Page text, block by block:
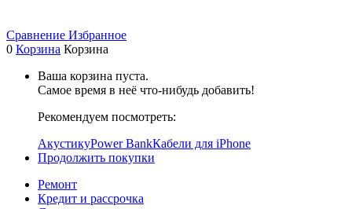
Сравнение Избранное
0 Корзина Корзина
Ваша корзина пуста.
Самое время в неё что-нибудь добавить!
Рекомендуем посмотреть:
АкустикуPower BankКабели для iPhone
Продолжить покупки
Ремонт
Кредит и рассрочка